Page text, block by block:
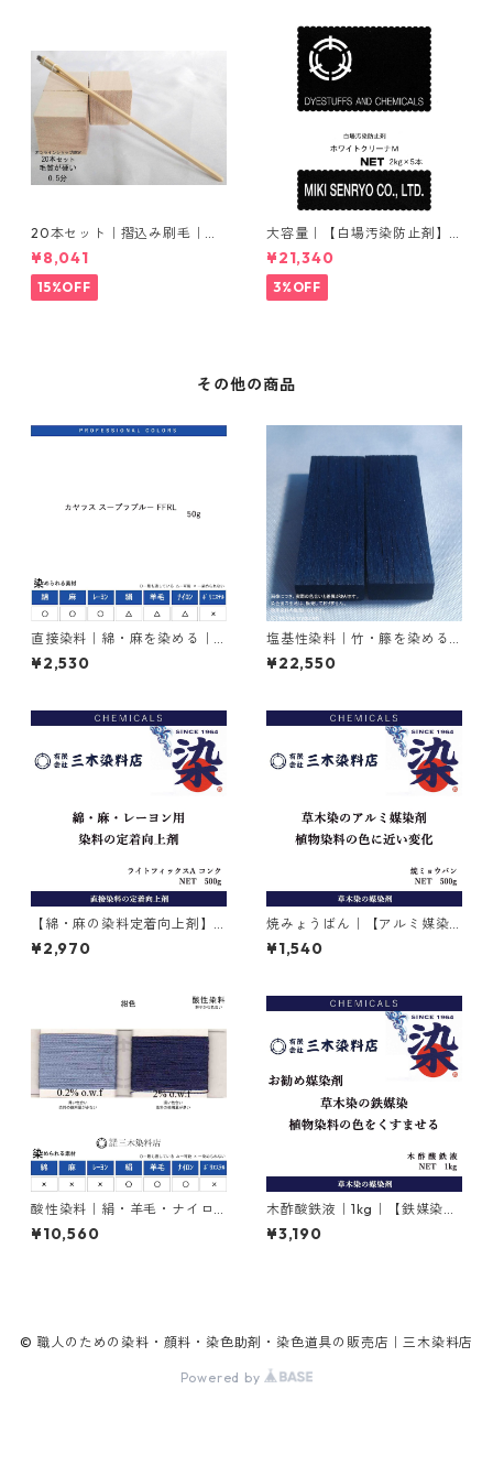
20本セット｜摺込み刷毛｜夏
毛（毛質が硬い）0.5分
¥8,041
15%OFF
大容量｜【白場汚染防止剤】
｜2kg×5本｜ホワイトクリー
ナＭ
¥21,340
3%OFF
その他の商品
直接染料｜綿・麻を染める｜5
0g｜カヤラス スープラブルー
FFRL（青色）
¥2,530
塩基性染料｜竹・籐を染める
｜1kg｜塩基性ブラック（黒色
系）
¥22,550
【綿・麻の染料定着向上剤】
｜500g｜ライトフィックスA
コンク
¥2,970
焼みょうばん｜【アルミ媒染
剤】｜500g｜焼ミョウバン
¥1,540
酸性染料｜絹・羊毛・ナイロ
ンを染める｜500g｜アシッド
ミーリングサイアニンGR（紺
¥10,560
木酢酸鉄液｜1kg｜【鉄媒染
剤】
¥3,190
© 職人のための染料・顔料・染色助剤・染色道具の販売店｜三木染料店
Powered by